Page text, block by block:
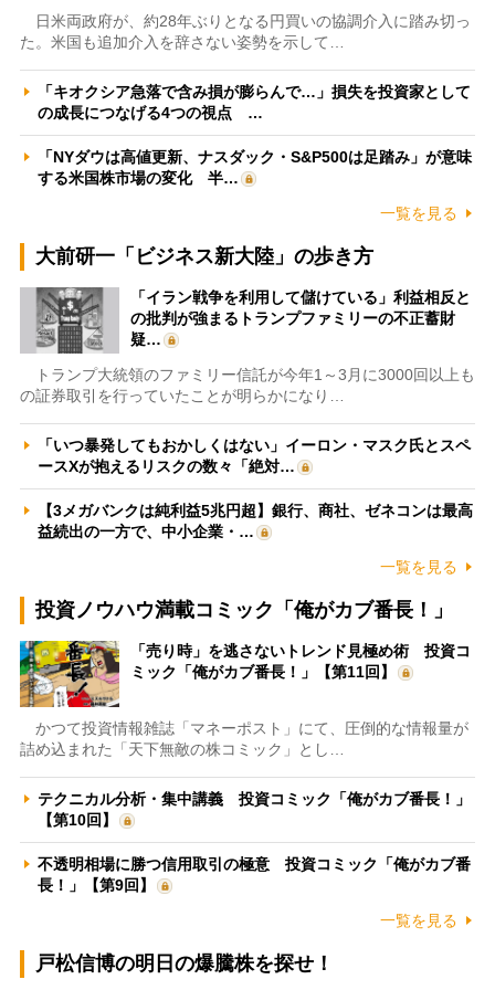
日米両政府が、約28年ぶりとなる円買いの協調介入に踏み切っ
た。米国も追加介入を辞さない姿勢を示して…
「キオクシア急落で含み損が膨らんで…」損失を投資家として
の成長につなげる4つの視点 …
「NYダウは高値更新、ナスダック・S&P500は足踏み」が意味
する米国株市場の変化 半…
一覧を見る
大前研一「ビジネス新大陸」の歩き方
「イラン戦争を利用して儲けている」利益相反と
の批判が強まるトランプファミリーの不正蓄財
疑…
トランプ大統領のファミリー信託が今年1～3月に3000回以上も
の証券取引を行っていたことが明らかになり…
「いつ暴発してもおかしくはない」イーロン・マスク氏とスペ
ースXが抱えるリスクの数々「絶対…
【3メガバンクは純利益5兆円超】銀行、商社、ゼネコンは最高
益続出の一方で、中小企業・…
一覧を見る
投資ノウハウ満載コミック「俺がカブ番長！」
「売り時」を逃さないトレンド見極め術 投資コ
ミック「俺がカブ番長！」【第11回】
かつて投資情報雑誌「マネーポスト」にて、圧倒的な情報量が
詰め込まれた「天下無敵の株コミック」とし…
テクニカル分析・集中講義 投資コミック「俺がカブ番長！」
【第10回】
不透明相場に勝つ信用取引の極意 投資コミック「俺がカブ番
長！」【第9回】
一覧を見る
戸松信博の明日の爆騰株を探せ！